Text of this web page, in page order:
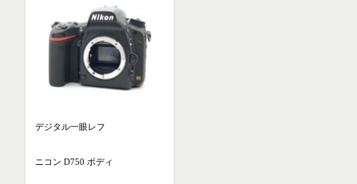
デジタル一眼レフ
ニコン D750 ボディ